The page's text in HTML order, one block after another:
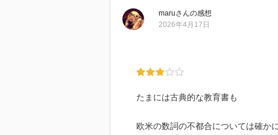
全体的に見て、小学校の算数教育
違う部分も多いのですが、算数に
ん。算数の体系の全体像を眺め直す
スがあれば、ぜひ手にとって眺めて
maruさんの感想
2026年4月17日
たまには古典的な教育書も
欧米の数詞の不都合については確か